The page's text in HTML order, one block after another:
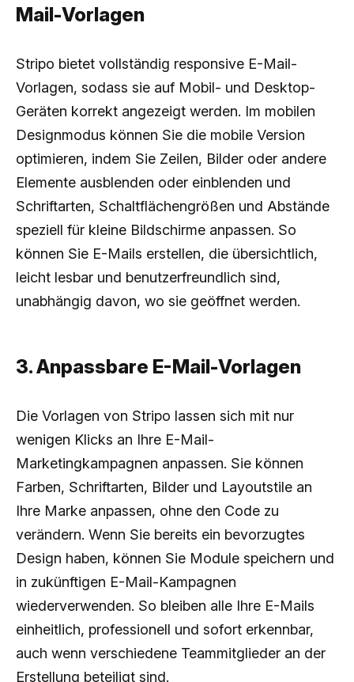
Mail-Vorlagen
Stripo bietet vollständig responsive E-Mail-
Vorlagen, sodass sie auf Mobil- und Desktop-
Geräten korrekt angezeigt werden. Im mobilen
Designmodus können Sie die mobile Version
optimieren, indem Sie Zeilen, Bilder oder andere
Elemente ausblenden oder einblenden und
Schriftarten, Schaltflächengrößen und Abstände
speziell für kleine Bildschirme anpassen. So
können Sie E-Mails erstellen, die übersichtlich,
leicht lesbar und benutzerfreundlich sind,
unabhängig davon, wo sie geöffnet werden.
3. Anpassbare E-Mail-Vorlagen
Die Vorlagen von Stripo lassen sich mit nur
wenigen Klicks an Ihre E-Mail-
Marketingkampagnen anpassen. Sie können
Farben, Schriftarten, Bilder und Layoutstile an
Ihre Marke anpassen, ohne den Code zu
verändern. Wenn Sie bereits ein bevorzugtes
Design haben, können Sie Module speichern und
in zukünftigen E-Mail-Kampagnen
wiederverwenden. So bleiben alle Ihre E-Mails
einheitlich, professionell und sofort erkennbar,
auch wenn verschiedene Teammitglieder an der
Erstellung beteiligt sind.